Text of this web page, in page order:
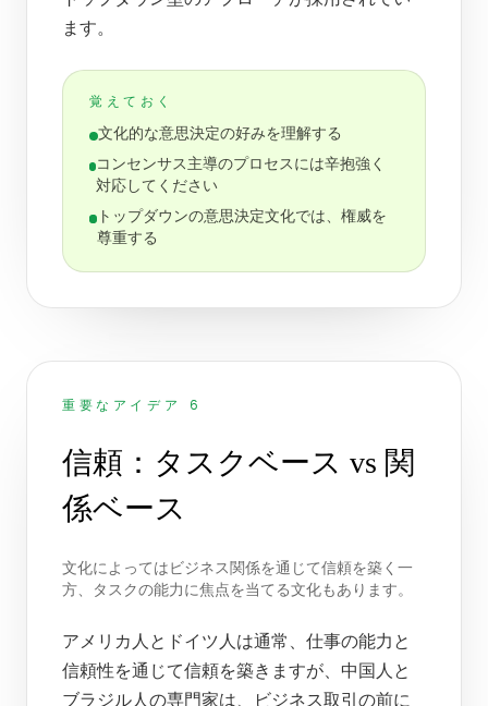
ます。
覚えておく
文化的な意思決定の好みを理解する
コンセンサス主導のプロセスには辛抱強く
対応してください
トップダウンの意思決定文化では、権威を
尊重する
重要なアイデア 6
信頼：タスクベース vs 関
係ベース
文化によってはビジネス関係を通じて信頼を築く一
方、タスクの能力に焦点を当てる文化もあります。
アメリカ人とドイツ人は通常、仕事の能力と
信頼性を通じて信頼を築きますが、中国人と
ブラジル人の専門家は、ビジネス取引の前に